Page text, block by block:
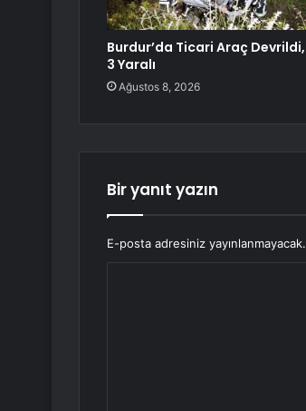
Burdur’da Ticari Araç Devrildi,
3 Yaralı
Ağustos 8, 2026
Bir yanıt yazın
E-posta adresiniz yayınlanmayacak.